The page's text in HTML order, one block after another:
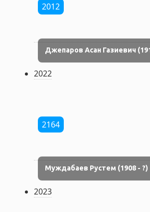
2012
Джепаров Асан Газиевич
2022
2164
Муждабаев Рустем (1908 - ?)
2023